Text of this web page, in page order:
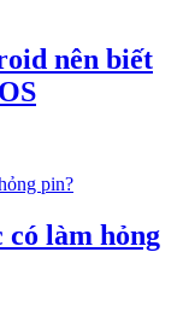
nên biết
có làm hỏng